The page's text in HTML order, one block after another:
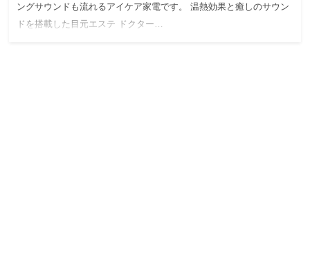
ングサウンドも流れるアイケア家電です。 温熱効果と癒しのサウン
ドを搭載した目元エステ ドクター…